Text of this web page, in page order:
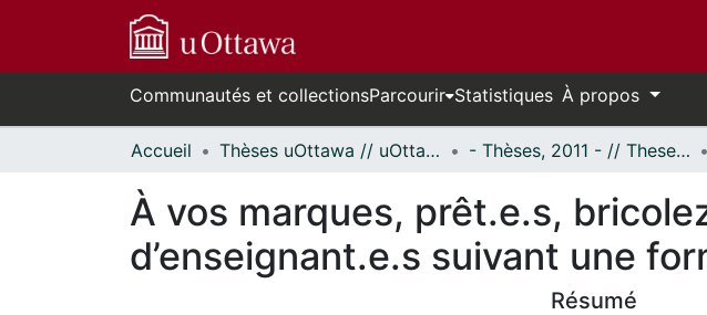
Communautés et collectionsParcourir Statistiques À propos
Accueil Thèses uOttawa // uOttawa Theses - Thèses, 2011 - // Theses, 2011 -
À vos marques, prêt.e.s,
d’enseignant.e.s suivant une
Résumé